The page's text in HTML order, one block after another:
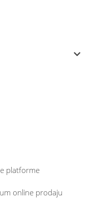
platforme
online prodaju